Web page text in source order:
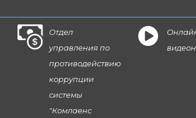
Отдел
управления по
противодействию
коррупции
системы
"Комлаенс